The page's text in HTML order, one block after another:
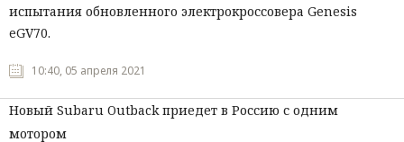
испытания обновленного электрокроссовера Genesis
eGV70.
10:40, 05 апреля 2021
Новый Subaru Outback приедет в Россию с одним
мотором